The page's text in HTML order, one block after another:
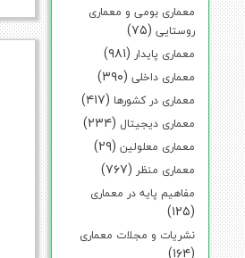
معماری بومی و معماری
روستایی (۷۵)
معماری پایدار (۹۸۱)
معماری داخلی (۳۹۰)
معماری در کشورها (۴۱۷)
معماری دیجیتال (۲۳۴)
معماری معلولین (۲۹)
معماری منظر (۷۶۷)
مفاهیم پایه در معماری
(۱۲۵)
نشریات و مجلات معماری
(۱۶۴)